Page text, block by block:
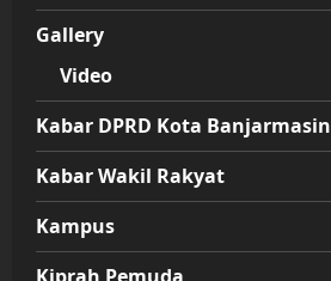
Gallery
Video
Kabar DPRD Kota Banjarmasin
Kabar Wakil Rakyat
Kampus